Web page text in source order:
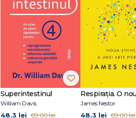
Superintestinul
William Davis
48.3 lei 69.00 lei
James Nestor
48.3 lei 69.00 lei